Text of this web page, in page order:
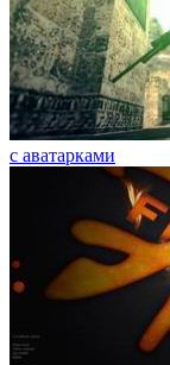
с аватарками